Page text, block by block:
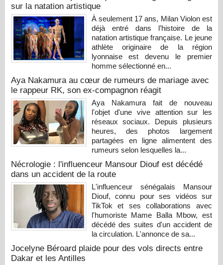
sur la natation artistique
À seulement 17 ans, Milan Violon est
déjà entré dans l’histoire de la
natation artistique française. Le jeune
athlète originaire de la région
lyonnaise est devenu le premier
homme sélectionné en...
Aya Nakamura au cœur de rumeurs de mariage avec
le rappeur RK, son ex-compagnon réagit
Aya Nakamura fait de nouveau
l'objet d'une vive attention sur les
réseaux sociaux. Depuis plusieurs
heures, des photos largement
partagées en ligne alimentent des
rumeurs selon lesquelles la...
Nécrologie : l'influenceur Mansour Diouf est décédé
dans un accident de la route
L'influenceur sénégalais Mansour
Diouf, connu pour ses vidéos sur
TikTok et ses collaborations avec
l'humoriste Mame Balla Mbow, est
décédé des suites d'un accident de
la circulation. L'annonce de sa...
Jocelyne Béroard plaide pour des vols directs entre
Dakar et les Antilles